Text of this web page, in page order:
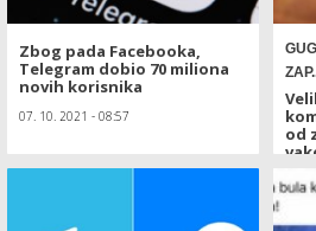
Zbog pada Facebooka,
Telegram dobio 70 miliona
novih korisnika
07. 10. 2021 - 08:57
od
29.